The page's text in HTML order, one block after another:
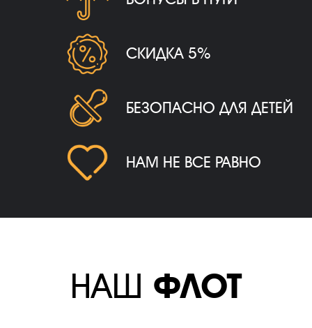
СКИДКА 5%
БЕЗОПАСНО ДЛЯ ДЕТЕЙ
НАМ НЕ ВСЕ РАВНО
НАШ ФЛОТ